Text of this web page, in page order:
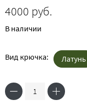
4000 руб.
В наличии
Вид крючка: Латунь